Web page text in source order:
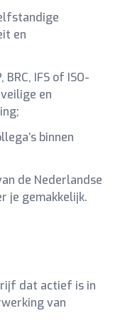
en
BRC, IFS of ISO-
en
binnen
de Nederlandse
je gemakkelijk.
dat actief is in
van